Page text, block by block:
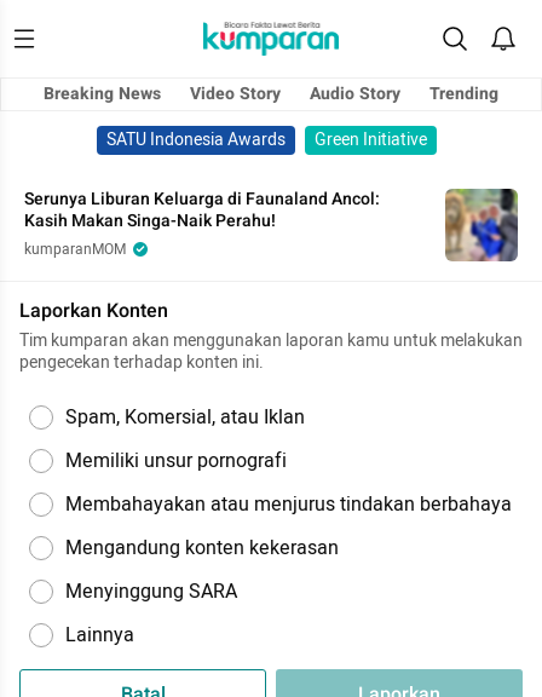
Breaking News Video Story Audio Story
Trending
SATU Indonesia Awards
Green Initiative
Serunya Liburan Keluarga di Faunaland Ancol:
Kasih Makan Singa-Naik Perahu!
kumparanMOM
Laporkan Konten
Tim kumparan akan menggunakan laporan kamu untuk melakukan
pengecekan terhadap konten ini.
Spam, Komersial, atau Iklan
Memiliki unsur pornografi
Membahayakan atau menjurus tindakan berbahaya
Mengandung konten kekerasan
Menyinggung SARA
Lainnya